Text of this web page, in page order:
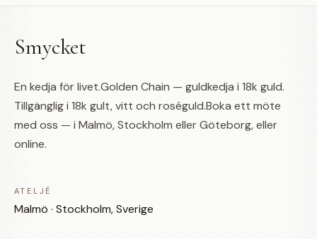
Smycket
En kedja för livet.Golden Chain — guldkedja i 18k guld.
Tillgänglig i 18k gult, vitt och roséguld.Boka ett möte
med oss — i Malmö, Stockholm eller Göteborg, eller
online.
ATELJÉ
Malmö · Stockholm, Sverige